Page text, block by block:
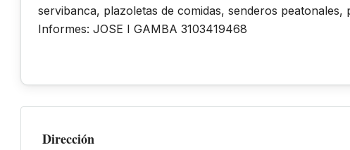
servibanca, plazoletas de comidas, senderos
Informes: JOSE I GAMBA 3103419468
Dirección